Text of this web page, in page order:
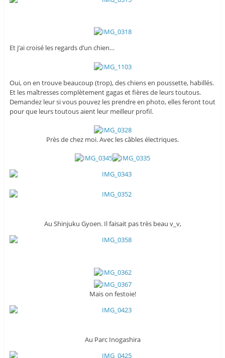
Et j’ai croisé les regards d’un chien…
Oui, on en trouve beaucoup (trop), des chiens en poussette, habillés.
Et les maîtresses complètement gagas et fières de leurs toutous.
Demandez leur si vous pouvez les prendre en photo, elles feront tout
pour que leurs toutous aient leur meilleur profil.
Près de chez moi. Avec les câbles électriques.
Au Shinjuku Gyoen. Il faisait pas très beau v_v,
Mais on festoie!
Au Parc Inogashira